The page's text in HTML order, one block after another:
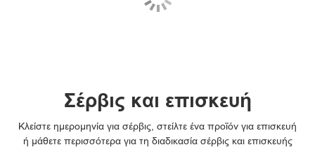
Σέρβις και επισκευή
Κλείστε ημερομηνία για σέρβις, στείλτε ένα προϊόν για επισκευή
ή μάθετε περισσότερα για τη διαδικασία σέρβις και επισκευής